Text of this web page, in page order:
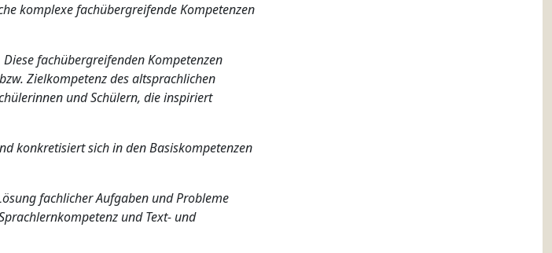
komplexe fachübergreifende Kompetenzen
fachübergreifenden Kompetenzen
Zielkompetenz des altsprachlichen
und Schülern, die inspiriert
konkretisiert sich in den Basiskompetenzen
fachlicher Aufgaben und Probleme
und Text- und